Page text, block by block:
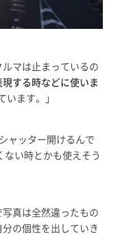
マは止まっているの
現する時などに使いま
います。」
ャッター開けるんで
ない時とかも使えそう
写真は全然違ったもの
の個性を出していき